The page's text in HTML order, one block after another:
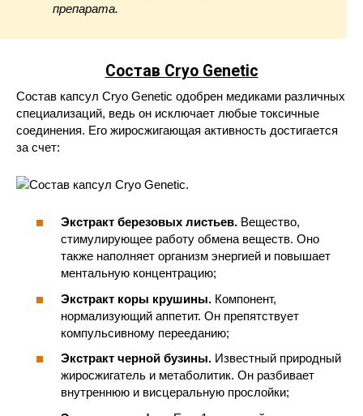
препарата.
Состав Cryo Genetic
Состав капсул Cryo Genetic одобрен медиками различных
специализаций, ведь он исключает любые токсичные
соединения. Его жиросжигающая активность достигается
за счет:
Экстракт березовых листьев. Вещество,
стимулирующее работу обмена веществ. Оно
также наполняет организм энергией и повышает
ментальную концентрацию;
Экстракт коры крушины. Компонент,
нормализующий аппетит. Он препятствует
компульсивному перееданию;
Экстракт черной бузины. Известный природный
жиросжигатель и метаболитик. Он разбивает
внутреннюю и висцеральную прослойки;